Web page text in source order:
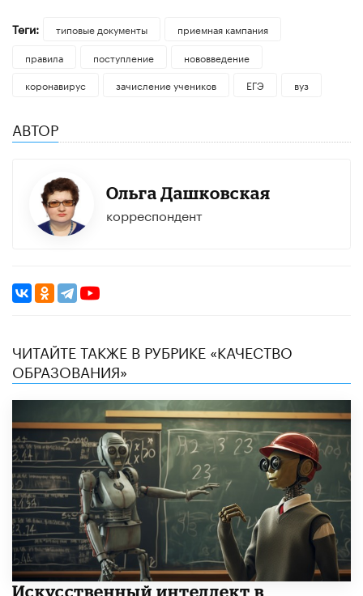
Теги: типовые документы
приемная кампания
правила
поступление
нововведение
коронавирус
зачисление учеников ЕГЭ вуз
АВТОР
Ольга Дашковская
корреспондент
ЧИТАЙТЕ ТАКЖЕ В РУБРИКЕ «КАЧЕСТВО
ОБРАЗОВАНИЯ»
​Искусственный интеллект в